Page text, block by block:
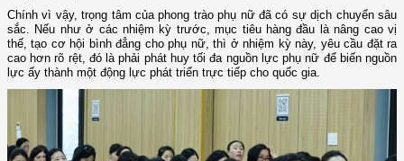
Chính vì vậy, trọng tâm của phong trào phụ nữ đã có sự dịch chuyển sâu
sắc. Nếu như ở các nhiệm kỳ trước, mục tiêu hàng đầu là nâng cao vị
thế, tạo cơ hội bình đẳng cho phụ nữ, thì ở nhiệm kỳ này, yêu cầu đặt ra
cao hơn rõ rệt, đó là phải phát huy tối đa nguồn lực phụ nữ để biến nguồn
lực ấy thành một động lực phát triển trực tiếp cho quốc gia.